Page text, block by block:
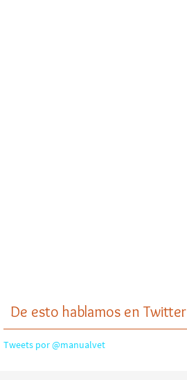
De esto hablamos en Twitter
Tweets por @manualvet